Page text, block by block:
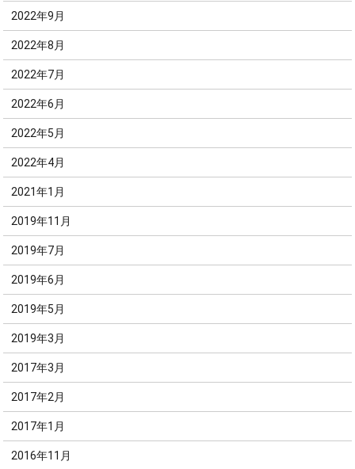
2022年9月
2022年8月
2022年7月
2022年6月
2022年5月
2022年4月
2021年1月
2019年11月
2019年7月
2019年6月
2019年5月
2019年3月
2017年3月
2017年2月
2017年1月
2016年11月